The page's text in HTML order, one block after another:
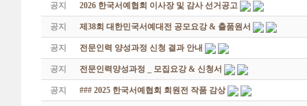
공지 2026 한국서예협회 이사장 및 감사 선거공고
공지 제38회 대한민국서예대전 공모요강 & 출품원서
공지 전문인력 양성과정 신청 결과 안내
공지 전문인력양성과정 _ 모집요강 & 신청서
공지 ### 2025 한국서예협회 회원전 작품 감상